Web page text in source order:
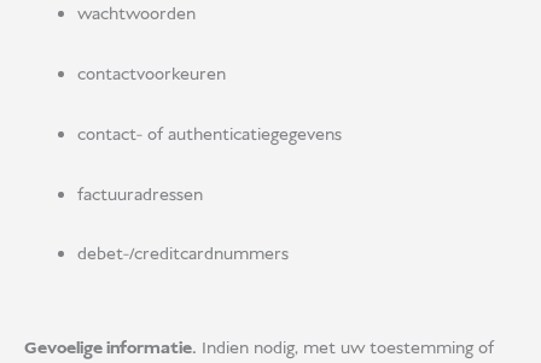
wachtwoorden
contactvoorkeuren
contact- of authenticatiegegevens
factuuradressen
debet-/creditcardnummers
Gevoelige informatie. Indien nodig, met uw toestemming of